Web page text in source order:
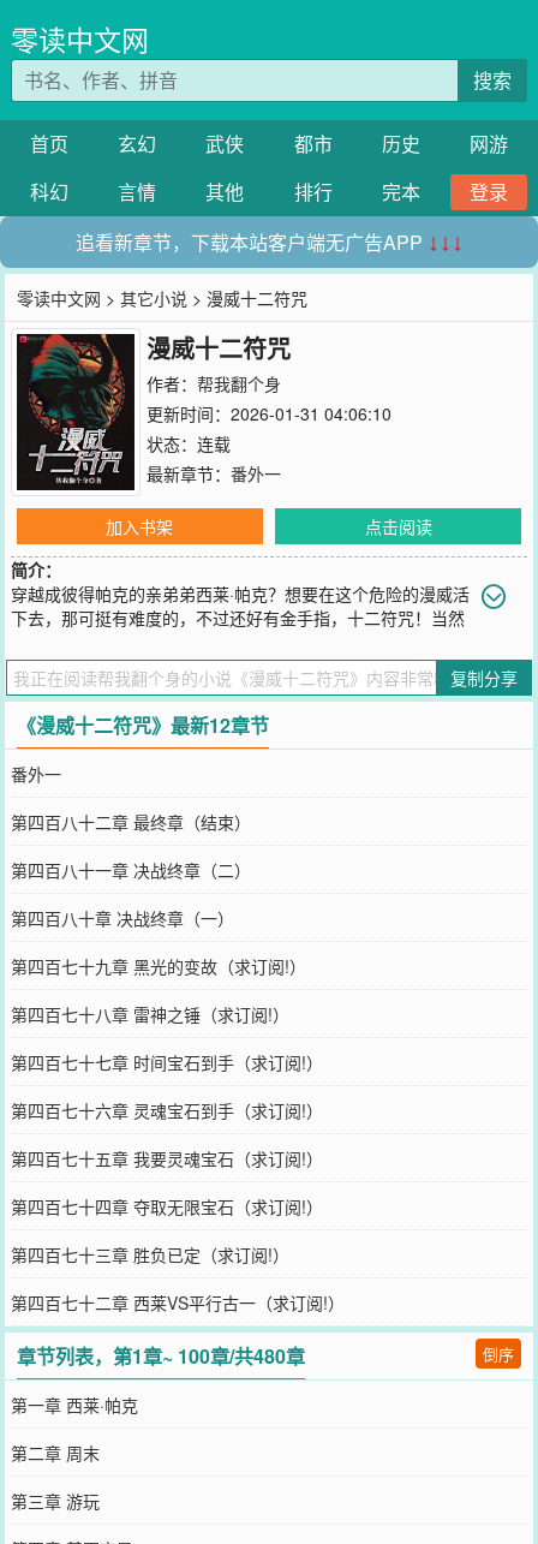
零读中文网
搜索
首页 玄幻 武侠 都市 历史
网游
科幻
言情 其他 排行 完本
登录
追看新章节，下载本站客户端无广告APP ↓↓↓
零读中文网 >其它小说 > 漫威十二符咒
漫威十二符咒
作者： 帮我翻个身
更新时间：2026-01-31 04:06:10
状态：连载
最新章节： 番外一
加入书架
点击阅读
简介：
穿越成彼得帕克的亲弟弟西莱·帕克？想要在这个危险的漫威活
下去，那可挺有难度的，不过还好有金手指，十二符咒！当然
内容各位能喜欢）PS：本书比较慢热
您要是觉得《漫威十二符咒》还不错的话请不要忘记向您QQ群和微博
微信里的朋友推荐哦！
复制分享
《漫威十二符咒》最新12章节
番外一
第四百八十二章 最终章（结束）
第四百八十一章 决战终章（二）
第四百八十章 决战终章（一）
第四百七十九章 黑光的变故（求订阅!）
第四百七十八章 雷神之锤（求订阅!）
第四百七十七章 时间宝石到手（求订阅!）
第四百七十六章 灵魂宝石到手（求订阅!）
第四百七十五章 我要灵魂宝石（求订阅!）
第四百七十四章 夺取无限宝石（求订阅!）
第四百七十三章 胜负已定（求订阅!）
第四百七十二章 西莱VS平行古一（求订阅!）
章节列表，第1章~ 100章/共480章 倒序
第一章 西莱·帕克
第二章 周末
第三章 游玩